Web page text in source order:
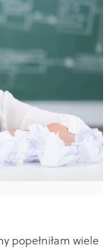
popełniłam wiele